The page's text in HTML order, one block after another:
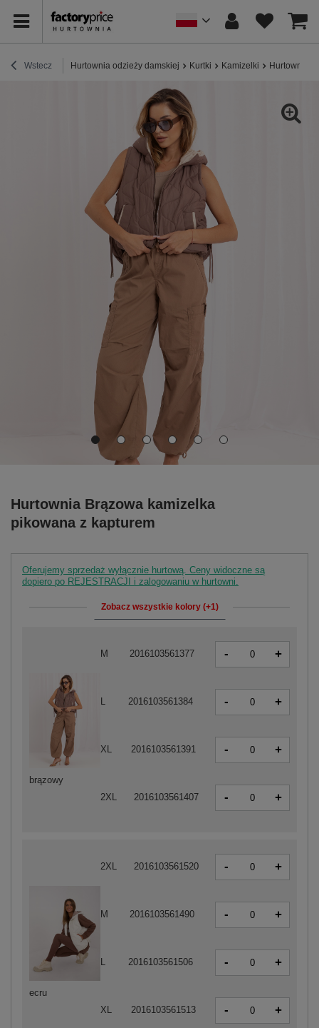
Wstecz Hurtownia odzieży damskiej Kurtki Kamizelki Hurtownia
Hurtownia Brązowa kamizelka
pikowana z kapturem
Oferujemy sprzedaż wyłącznie hurtową. Ceny widoczne są
dopiero po REJESTRACJI i zalogowaniu w hurtowni.
Zobacz wszystkie kolory (+1)
ecru
2XL 2016103561520 - +
M 2016103561490 - +
L 2016103561506 - +
XL 2016103561513 - +
brązowy
M 2016103561377 - +
L 2016103561384 - +
XL 2016103561391 - +
2XL 2016103561407 - +